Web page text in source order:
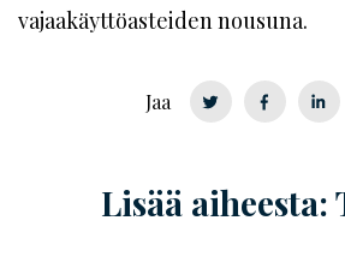
vajaakäyttöasteiden nousuna.
Jaa
Lisää aiheesta: